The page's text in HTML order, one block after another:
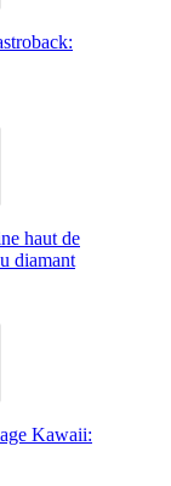
haut de
diamant
Kawaii: